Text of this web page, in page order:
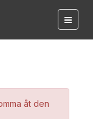
åt den